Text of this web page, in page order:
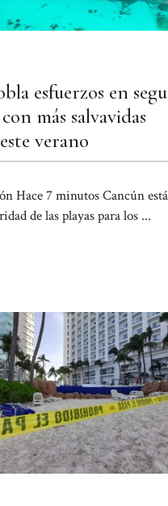
esfuerzos en
más salvavidas
verano
Hace 7 minutos Cancún está
de las playas para los ...